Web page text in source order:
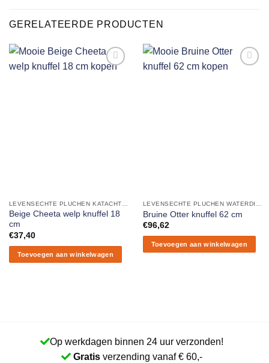
GERELATEERDE PRODUCTEN
Beige Cheeta welp knuffel 18
cm
€37,40
Toevoegen aan winkelwagen
Bruine Otter knuffel 62 cm
€96,62
Toevoegen aan winkelwagen
Op werkdagen binnen 24 uur verzonden!
Gratisverzending vanaf € 60,-